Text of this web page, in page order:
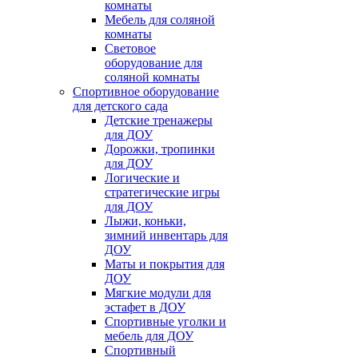
комнаты
Мебель для соляной
комнаты
Световое
оборудование для
соляной комнаты
Спортивное оборудование
для детского сада
Детские тренажеры
для ДОУ
Дорожки, тропинки
для ДОУ
Логические и
стратегические игры
для ДОУ
Лыжи, коньки,
зимний инвентарь для
ДОУ
Маты и покрытия для
ДОУ
Мягкие модули для
эстафет в ДОУ
Спортивные уголки и
мебель для ДОУ
Спортивный